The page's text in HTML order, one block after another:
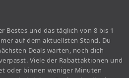
Bestes und das täglich von 8 bis 1
auf dem aktuellsten Stand. Du
Deals warten, noch dich
Viele der Rabattaktionen und
oder binnen weniger Minuten